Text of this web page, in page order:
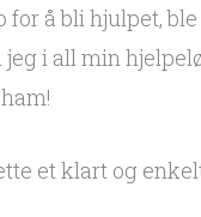
for å bli hjulpet,
i all min
et klart og